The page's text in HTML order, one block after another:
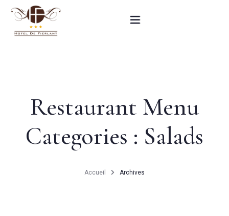
Contact
English
Restaurant Menu
Categories : Salads
Accueil Archives